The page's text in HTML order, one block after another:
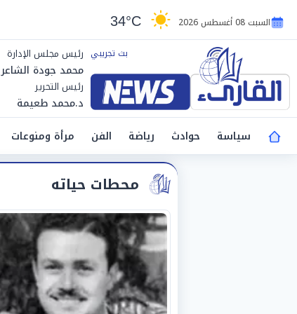
السبت 08 أغسطس 2026 34°C
رئيس مجلس الإدارة
محمد جودة الشاعر
رئيس التحرير
د.محمد طعيمة
سياسة
حوادث رياضة الفن مرأة ومنوعات
محطات حياته